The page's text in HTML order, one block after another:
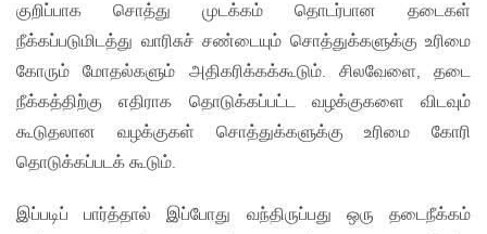
குறிப்பாக சொத்து முடக்கம் தொடர்பான தடைகள்
நீக்கப்படுமிடத்து வாரிசுச் சண்டையும் சொத்துக்களுக்கு உரிமை
கோரும் மோதல்களும் அதிகரிக்கக்கூடும். சிலவேளை, தடை
நீக்கத்திற்கு எதிராக தொடுக்கப்பட்ட வழக்குகளை விடவும்
கூடுதலான வழக்குகள் சொத்துக்களுக்கு உரிமை கோரி
தொடுக்கப்படக் கூடும்.
இப்படிப் பார்த்தால் இப்போது வந்திருப்பது ஒரு தடைநீக்கம்